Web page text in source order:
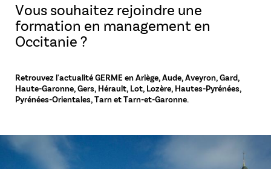
Vous souhaitez rejoindre une
formation en management en
Occitanie ?
Retrouvez l'actualité GERME en Ariège, Aude, Aveyron, Gard,
Haute-Garonne, Gers, Hérault, Lot, Lozère, Hautes-Pyrénées,
Pyrénées-Orientales, Tarn et Tarn-et-Garonne.